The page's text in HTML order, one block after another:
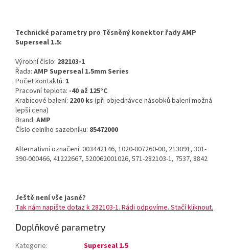
Technické parametry pro Těsněný konektor řady AMP
Superseal 1.5:
Výrobní číslo: 282103-1
Řada: AMP Superseal 1.5mm Series
Počet kontaktů: 1
Pracovní teplota: -40 až 125°C
Krabicové balení: 2200 ks (při objednávce násobků balení možná
lepší cena)
Brand: AMP
Číslo celního sazebníku: 85472000
Alternativní označení: 003442146, 1020-007260-00, 213091, 301-
390-000466, 41222667, 520062001026, 571-282103-1, 7537, 8842
Ještě není vše jasné?
Tak nám napište dotaz k 282103-1. Rádi odpovíme. Stačí kliknout.
Doplňkové parametry
Kategorie:
Superseal 1.5